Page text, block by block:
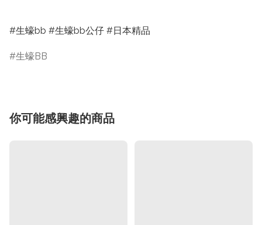
#生蠔bb #生蠔bb公仔 #日本精品
生蠔BB
你可能感興趣的商品